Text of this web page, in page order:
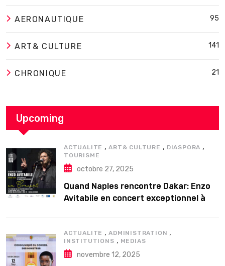
AERONAUTIQUE 95
ART& CULTURE 141
CHRONIQUE 21
Upcoming
ACTUALITE ,ART& CULTURE , DIASPORA ,
TOURISME
octobre 27, 2025
Quand Naples rencontre Dakar: Enzo
Avitabile en concert exceptionnel à
ACTUALITE ,ADMINISTRATION ,
INSTITUTIONS , MEDIAS
novembre 12, 2025